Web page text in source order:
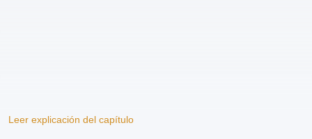
Leer explicación del capítulo